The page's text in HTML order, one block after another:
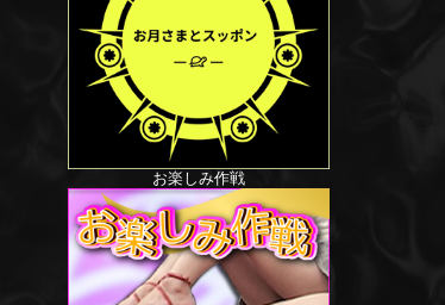
お楽しみ作戦